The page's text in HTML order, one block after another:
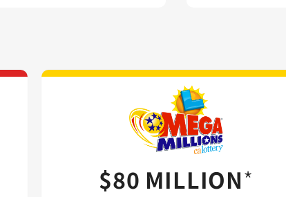
임 카드 Mega
$80 MILLION*